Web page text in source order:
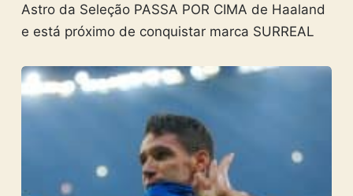
Astro da Seleção PASSA POR CIMA de Haaland
e está próximo de conquistar marca SURREAL